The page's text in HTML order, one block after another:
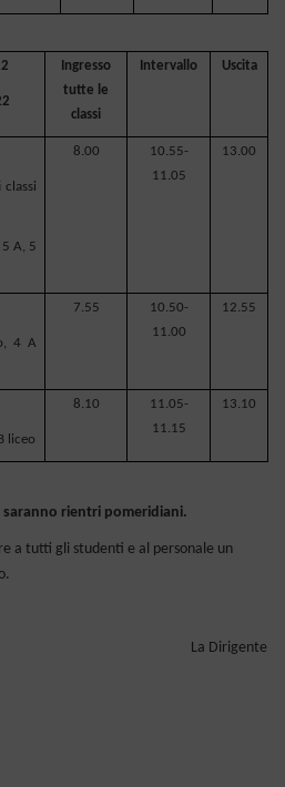
Ingresso
tutte le
classi
Intervallo Uscita
classi
A, 5
8.00
10.55-
11.05
13.00
4 A
7.55
10.50-
11.00
12.55
liceo
8.10
11.05-
11.15
13.10
rientri pomeridiani.
a tutti gli studenti e al personale un
La Dirigente